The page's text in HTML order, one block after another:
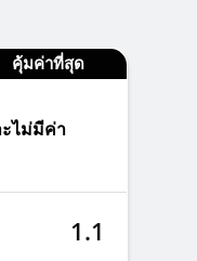
คุ้มค่าที่สุด
ไม่มีค่า
1.1